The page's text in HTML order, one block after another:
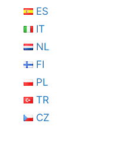
ES
IT
NL
FI
PL
TR
CZ